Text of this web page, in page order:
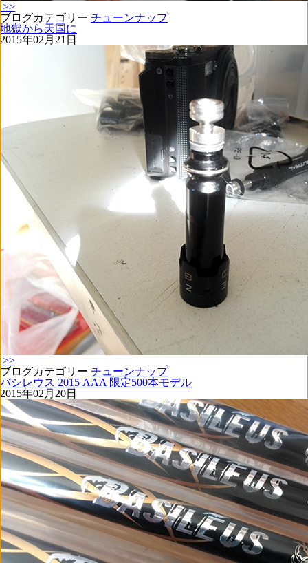
>>
ブログカテゴリー チューンナップ
地獄から天国に
2015年02月21日
>>
ブログカテゴリー チューンナップ
バシレウス 2015 AAA 限定500本モデル
2015年02月20日